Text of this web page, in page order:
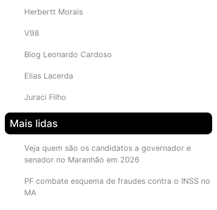
Herbertt Morais
V98
Blog Leonardo Cardoso
Elias Lacerda
Juraci Filho
Mais lidas
Veja quem são os candidatos a governador e
senador no Maranhão em 2026
PF combate esquema de fraudes contra o INSS no
MA